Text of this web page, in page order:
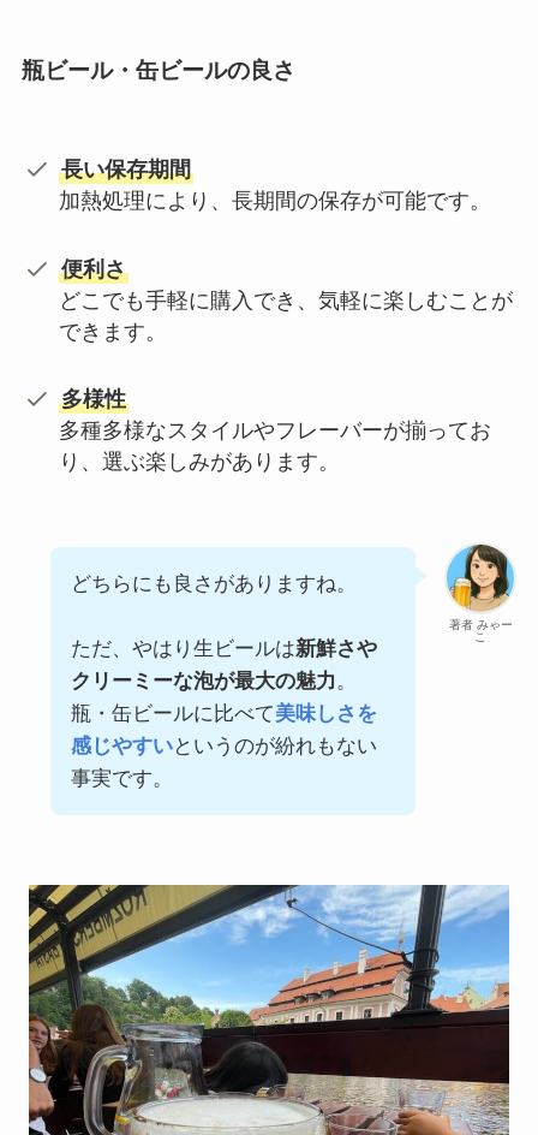
瓶ビール・缶ビールの良さ
長い保存期間
加熱処理により、長期間の保存が可能です。
便利さ
どこでも手軽に購入でき、気軽に楽しむことが
できます。
多様性
多種多様なスタイルやフレーバーが揃ってお
り、選ぶ楽しみがあります。
著者 みゃー
こ
どちらにも良さがありますね。
ただ、やはり生ビールは新鮮さや
クリーミーな泡が最大の魅力。
瓶・缶ビールに比べて美味しさを
感じやすいというのが紛れもない
事実です。